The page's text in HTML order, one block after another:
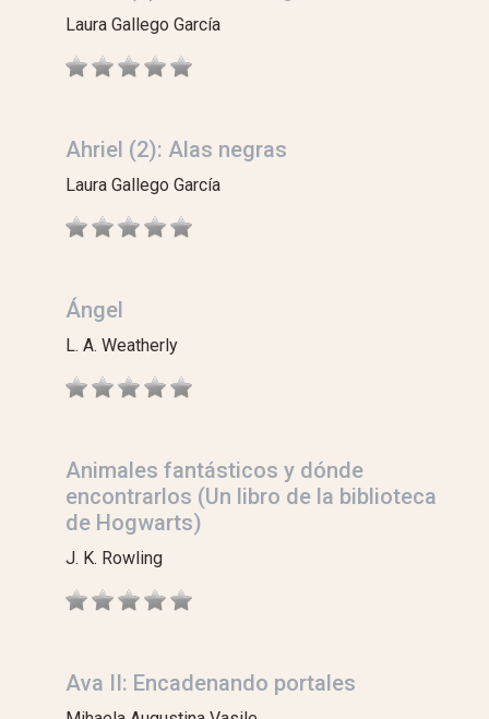
Laura Gallego García
Ahriel (2): Alas negras
Laura Gallego García
Ángel
L. A. Weatherly
Animales fantásticos y dónde
encontrarlos (Un libro de la biblioteca
de Hogwarts)
J. K. Rowling
Ava II: Encadenando portales